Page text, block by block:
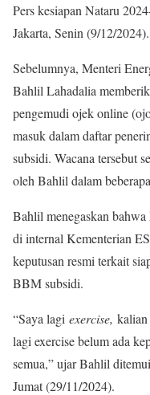
Pers kesiapan Nataru
Jakarta, Senin (9/12/2024).
Sebelumnya, Menteri
Bahlil Lahadalia
pengemudi ojek online
masuk dalam daftar
subsidi. Wacana tersebut
oleh Bahlil dalam
Bahlil menegaskan
di internal Kementerian
keputusan resmi terkait
BBM subsidi.
“Saya lagi exercise,
lagi exercise belum ada
semua,” ujar Bahlil
Jumat (29/11/2024).